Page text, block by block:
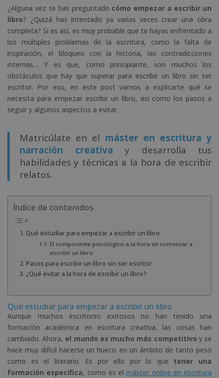
¿Alguna vez te has preguntado cómo empezar a escribir un
libro? ¿Quizá has intentado ya varias veces crear una obra
completa? Si es así, es muy probable que te hayas enfrentado a
los múltiples problemas de la escritura, como la falta de
inspiración, el bloqueo con la historia, las contradicciones
internas… Y es que, como principiante, son muchos los
obstáculos que hay que superar para escribir un libro sin ser
escritor. Por eso, en este post vamos a explicarte qué se
necesita para empezar escribir un libro, así como los pasos a
seguir y algunos aspectos a evitar.
Matricúlate en el máster en escritura y
narración creativa y desarrolla tus
habilidades y técnicas a la hora de escribir
relatos.
Índice de contenidos
Qué estudiar para empezar a escribir un libro
El componente psicológico a la hora de comenzar a
escribir un libro
Pasos para escribir un libro sin ser escritor
¿Qué evitar a la hora de escribir un libro?
Qué estudiar para empezar a escribir un libro
Aunque muchos escritores exitosos no han tenido una
formación académica en escritura creativa, las cosas han
cambiado. Ahora, el mundo es mucho más competitivo y se
hace muy difícil hacerse un hueco en un ámbito de tanto peso
como es el literario. Es por ello por lo que tener una
formación específica, como es elmáster online en escritura